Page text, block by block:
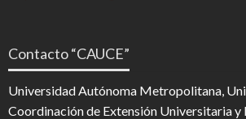
Contacto “CAUCE”
Universidad Autónoma Metropolitana,
Coordinación de Extensión Universitaria